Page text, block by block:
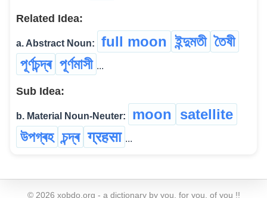
Related Idea:
a. Abstract Noun: full moon ইন্দুমতী তৈষী
পূৰ্ণচন্দ্ৰ পূৰ্ণমাসী ...
Sub Idea:
b. Material Noun-Neuter: moon satellite
উপগ্ৰহ চন্দ্ৰ ग्रहसा ...
© 2026 xobdo.org - a dictionary by you, for you, of you !!